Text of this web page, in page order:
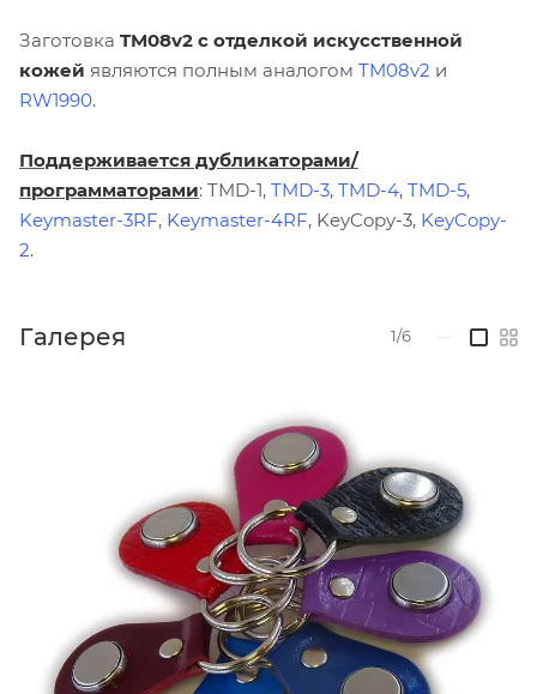
Заготовка TM08v2 с отделкой искусственной
кожей являются полным аналогом TM08v2 и
RW1990.
Поддерживается дубликаторами/
программаторами: TMD-1, TMD-3, TMD-4, TMD-5,
Keymaster-3RF, Keymaster-4RF, KeyCopy-3, KeyCopy-
2.
Галерея 1/6